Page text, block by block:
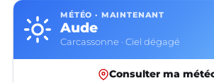
MÉTÉO · MAINTENANT
Aude
Carcassonne · Ciel dégagé
Consulter ma